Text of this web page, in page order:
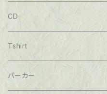
CD
Tshirt
パーカー